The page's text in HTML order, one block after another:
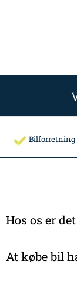
Bilforretning
Hos os er
At købe bil